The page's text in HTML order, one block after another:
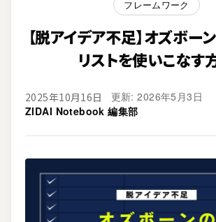
フレームワーク
【脱アイデア不足】オズボー
リストを使いこなす
2025年10月16日
更新: 2026年5月3日
ZIDAI Notebook 編集部